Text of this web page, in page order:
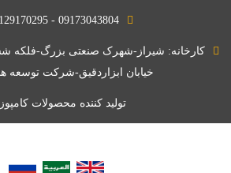
09173043804 - 09129170295
کارخانه: شیراز-شهرک صنعتی بزرگ-فلکه
خیابان ابزاردقیق-شرکت توسعه
تولید کننده محصولات